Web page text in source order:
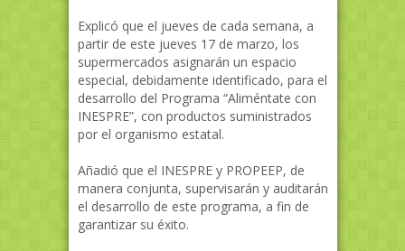
Explicó que el jueves de cada semana, a
partir de este jueves 17 de marzo, los
supermercados asignarán un espacio
especial, debidamente identificado, para el
desarrollo del Programa “Aliméntate con
INESPRE”, con productos suministrados
por el organismo estatal.
Añadió que el INESPRE y PROPEEP, de
manera conjunta, supervisarán y auditarán
el desarrollo de este programa, a fin de
garantizar su éxito.